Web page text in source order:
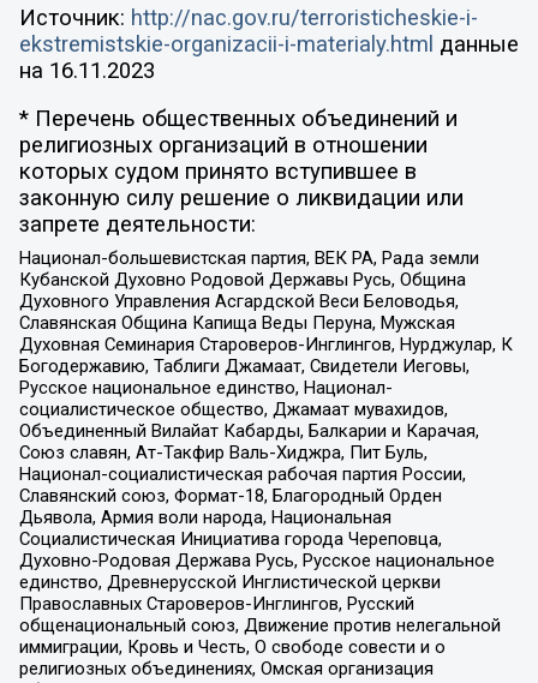
Источник: http://nac.gov.ru/terroristicheskie-i-
ekstremistskie-organizacii-i-materialy.html данные
на 16.11.2023
* Перечень общественных объединений и
религиозных организаций в отношении
которых судом принято вступившее в
законную силу решение о ликвидации или
запрете деятельности:
Национал-большевистская партия, ВЕК РА, Рада земли
Кубанской Духовно Родовой Державы Русь, Община
Духовного Управления Асгардской Веси Беловодья,
Славянская Община Капища Веды Перуна, Мужская
Духовная Семинария Староверов-Инглингов, Нурджулар, К
Богодержавию, Таблиги Джамаат, Свидетели Иеговы,
Русское национальное единство, Национал-
социалистическое общество, Джамаат мувахидов,
Объединенный Вилайат Кабарды, Балкарии и Карачая,
Союз славян, Ат-Такфир Валь-Хиджра, Пит Буль,
Национал-социалистическая рабочая партия России,
Славянский союз, Формат-18, Благородный Орден
Дьявола, Армия воли народа, Национальная
Социалистическая Инициатива города Череповца,
Духовно-Родовая Держава Русь, Русское национальное
единство, Древнерусской Инглистической церкви
Православных Староверов-Инглингов, Русский
общенациональный союз, Движение против нелегальной
иммиграции, Кровь и Честь, О свободе совести и о
религиозных объединениях, Омская организация